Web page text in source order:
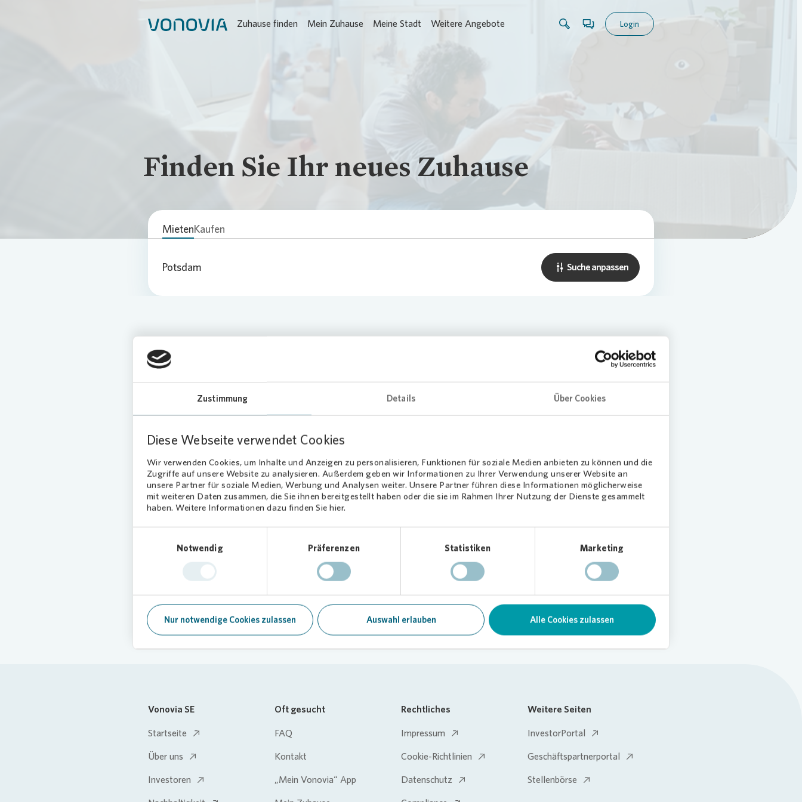
Zustimmung Details Über Cookies
Diese Webseite verwendet Cookies
Wir verwenden Cookies, um Inhalte und Anzeigen zu personalisieren, Funktionen für soziale Medien anbieten zu können und die
Zugriffe auf unsere Website zu analysieren. Außerdem geben wir Informationen zu Ihrer Verwendung unserer Website an
unsere Partner für soziale Medien, Werbung und Analysen weiter. Unsere Partner führen diese Informationen möglicherweise
mit weiteren Daten zusammen, die Sie ihnen bereitgestellt haben oder die sie im Rahmen Ihrer Nutzung der Dienste gesammelt
haben. Weitere Informationen dazu finden Sie hier.
Notwendig
Präferenzen Statistiken Marketing
Nur notwendige Cookies zulassen Auswahl erlauben Alle Cookies zulassen
Zuhause finden Mein Zuhause Meine Stadt Weitere Angebote Login
Finden Sie Ihr neues Zuhause
MietenKaufen
Potsdam Suche anpassen
niemals Kautions- oder Mietzahlungen von
Kundenservice
, da es sich um einen Betrugsversuch handeln könnte. Vielen Dank!
Teilen
Listenansicht Kartenansicht
Vonovia SE
Startseite
Über uns
Investoren
Oft gesucht
FAQ
Kontakt
„Mein Vonovia“ App
Rechtliches
Impressum
Cookie-Richtlinien
Datenschutz
Weitere Seiten
InvestorPortal
Geschäftspartnerportal
Stellenbörse